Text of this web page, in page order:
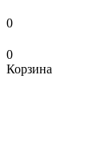
0
0
Корзина